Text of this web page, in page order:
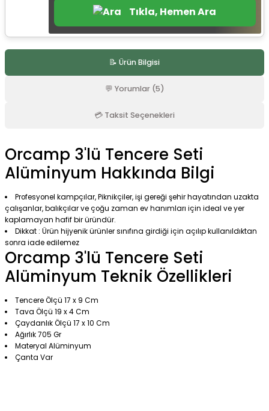
Tıkla, Hemen Ara
📝 Ürün Bilgisi
💬 Yorumlar (5)
💳 Taksit Seçenekleri
Orcamp 3'lü Tencere Seti
Alüminyum Hakkında Bilgi
Profesyonel kampçılar, Piknikçiler, işi gereği şehir hayatından uzakta
çalışanlar, balıkçılar ve çoğu zaman ev hanımları için ideal ve yer
kaplamayan hafif bir üründür.
Dikkat : Ürün hijyenik ürünler sınıfına girdiği için açılıp kullanıldıktan
sonra iade edilemez
Orcamp 3'lü Tencere Seti
Alüminyum Teknik Özellikleri
Tencere Ölçü 17 x 9 Cm
Tava Ölçü 19 x 4 Cm
Çaydanlık Ölçü 17 x 10 Cm
Ağırlık 705 Gr
Materyal Alüminyum
Çanta Var